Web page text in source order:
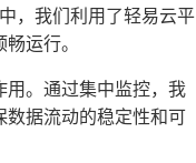
，我们利用了轻易云平
运行。
用。通过集中监控，我
据流动的稳定性和可